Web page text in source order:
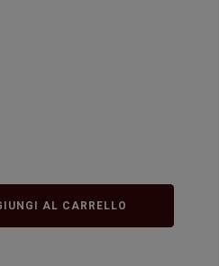
AL CARRELLO